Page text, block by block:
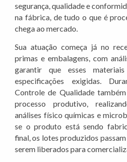
segurança, qualidade e
na fábrica, de tudo o que é
chega ao mercado.
Sua atuação começa já no
primas e embalagens, com
garantir que esses
especificações exigidas.
Controle de Qualidade
processo produtivo,
análises físico químicas e
se o produto está sendo
final, os lotes produzidos
serem liberados para